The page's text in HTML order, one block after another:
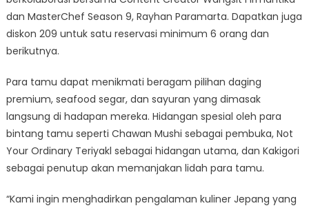
dan MasterChef Season 9, Rayhan Paramarta. Dapatkan juga
diskon 209 untuk satu reservasi minimum 6 orang dan
berikutnya.
Para tamu dapat menikmati beragam pilihan daging
premium, seafood segar, dan sayuran yang dimasak
langsung di hadapan mereka. Hidangan spesial oleh para
bintang tamu seperti Chawan Mushi sebagai pembuka, Not
Your Ordinary Teriyakl sebagai hidangan utama, dan Kakigori
sebagai penutup akan memanjakan lidah para tamu.
“Kami ingin menghadirkan pengalaman kuliner Jepang yang